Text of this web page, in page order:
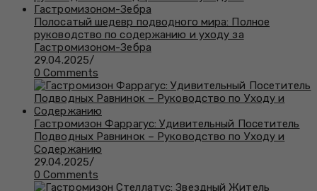
Полосатый шедевр подводного мира: Полное
руководство по содержанию и уходу за
Гастромизоном-Зебра
29.04.2025/
0 Comments
Гастромизон Фаррагус: Удивительный Посетитель
Подводных Равнинок – Руководство по Уходу и
Содержанию
29.04.2025/
0 Comments